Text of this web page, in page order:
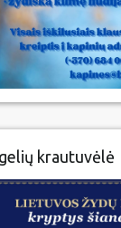
krautuvėlė